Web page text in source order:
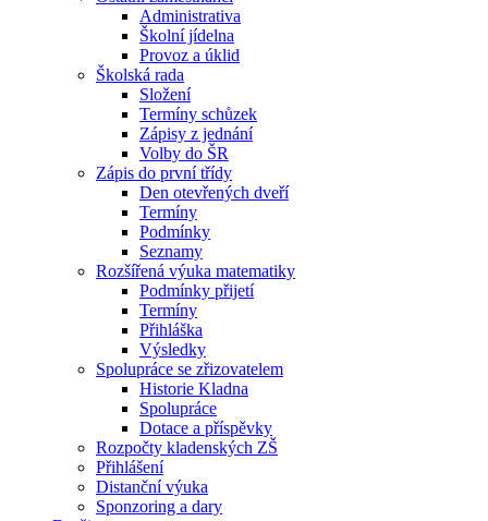
Administrativa
Školní jídelna
Provoz a úklid
Školská rada
Složení
Termíny schůzek
Zápisy z jednání
Volby do ŠR
Zápis do první třídy
Den otevřených dveří
Termíny
Podmínky
Seznamy
Rozšířená výuka matematiky
Podmínky přijetí
Termíny
Přihláška
Výsledky
Spolupráce se zřizovatelem
Historie Kladna
Spolupráce
Dotace a příspěvky
Rozpočty kladenských ZŠ
Přihlášení
Distanční výuka
Sponzoring a dary